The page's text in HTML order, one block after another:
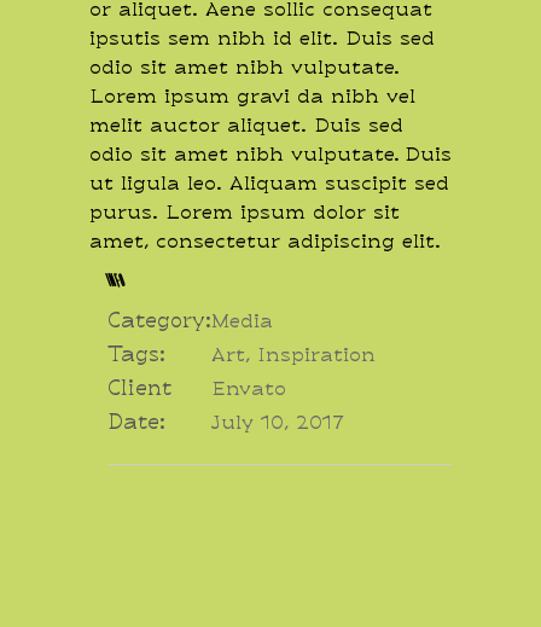
or aliquet. Aene sollic consequat
ipsutis sem nibh id elit. Duis sed
odio sit amet nibh vulputate.
Lorem ipsum gravi da nibh vel
melit auctor aliquet. Duis sed
odio sit amet nibh vulputate. Duis
ut ligula leo. Aliquam suscipit sed
purus. Lorem ipsum dolor sit
amet, consectetur adipiscing elit.
INFO
Category:Media
Tags: Art, Inspiration
Client Envato
Date: July 10, 2017